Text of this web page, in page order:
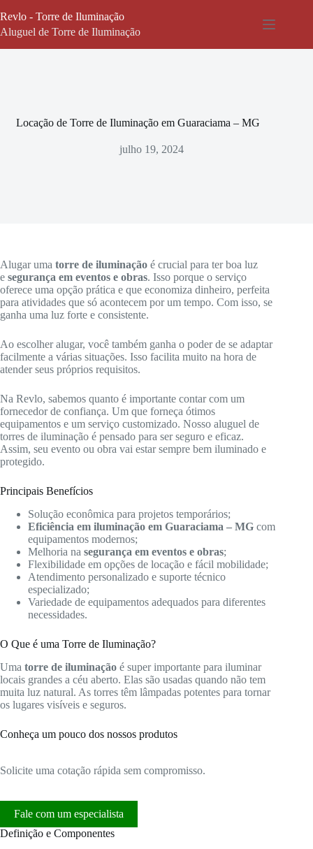
para
o
Revlo - Torre de Iluminação
Aluguel de Torre de Iluminação
Locação de Torre de Iluminação em Guaraciama – MG
julho 19, 2024
Alugar uma torre de iluminação é crucial para ter boa luz
e segurança em eventos e obras. Isso porque o serviço
oferece uma opção prática e que economiza dinheiro, perfeita
para atividades que só acontecem por um tempo. Com isso, se
ganha uma luz forte e consistente.
Ao escolher alugar, você também ganha o poder de se adaptar
facilmente a várias situações. Isso facilita muito na hora de
atender seus próprios requisitos.
Na Revlo, sabemos quanto é importante contar com um
fornecedor de confiança. Um que forneça ótimos
equipamentos e um serviço customizado. Nosso aluguel de
torres de iluminação é pensado para ser seguro e eficaz.
Assim, seu evento ou obra vai estar sempre bem iluminado e
protegido.
Principais Benefícios
Solução econômica para projetos temporários;
Eficiência em iluminação em Guaraciama – MG com
equipamentos modernos;
Melhoria na segurança em eventos e obras;
Flexibilidade em opções de locação e fácil mobilidade;
Atendimento personalizado e suporte técnico
especializado;
Variedade de equipamentos adequados para diferentes
necessidades.
O Que é uma Torre de Iluminação?
Uma torre de iluminação é super importante para iluminar
locais grandes a céu aberto. Elas são usadas quando não tem
muita luz natural. As torres têm lâmpadas potentes para tornar
os lugares visíveis e seguros.
Conheça um pouco dos nossos produtos
Solicite uma cotação rápida sem compromisso.
Fale com um especialista
Definição e Componentes